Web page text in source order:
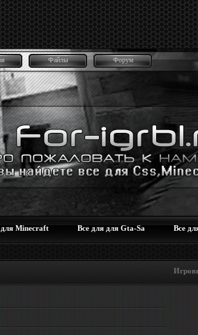
Файлы Форум
для Minecraft Все для для Gta-Sa Все
темы Игровые